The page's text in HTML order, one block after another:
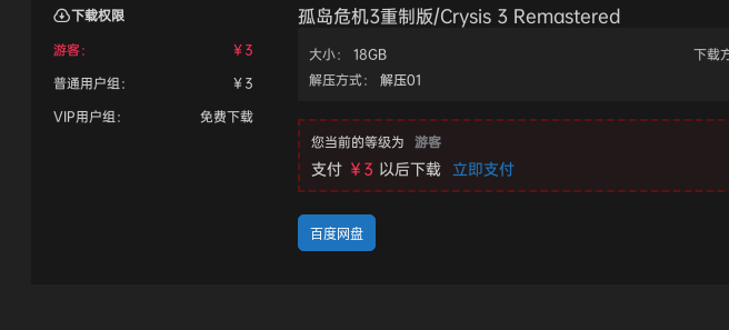
下载权限
游客：
￥3
普通用户组：
￥3
VIP用户组：
免费下载
孤岛危机3重制版/Crysis 3 Remastered
大小： 18GB 下载
解压方式：
解压01
您当前的等级为 游客
支付 ￥3 以后下载 立即支付
百度网盘